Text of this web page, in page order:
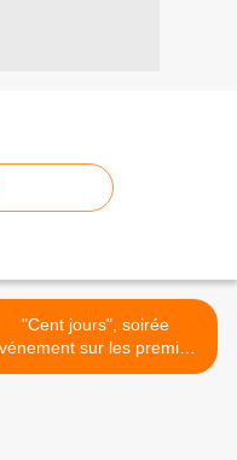
"Cent jours", soirée
sur les premiers
jours des derniers